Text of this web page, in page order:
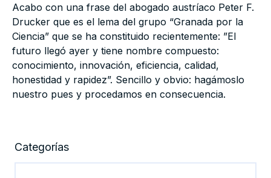
Categorías
Acabo con una frase del abogado austríaco Peter F.
Drucker que es el lema del grupo “Granada por la
Ciencia” que se ha constituido recientemente: ”El
futuro llegó ayer y tiene nombre compuesto:
conocimiento, innovación, eficiencia, calidad,
honestidad y rapidez”. Sencillo y obvio: hagámoslo
nuestro pues y procedamos en consecuencia.